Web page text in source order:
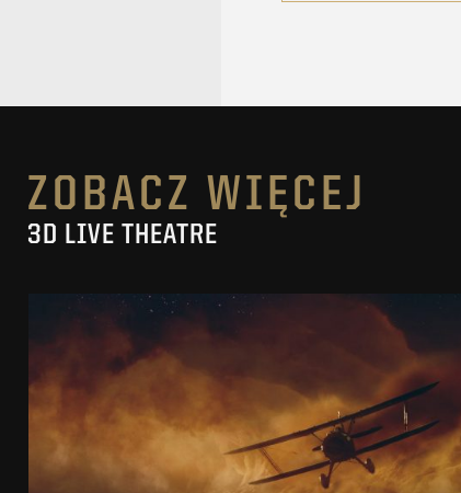
ZOBACZ WIĘCEJ
3D LIVE THEATRE
PILOCI
MUSICAL
ZOBACZ PROJEKT